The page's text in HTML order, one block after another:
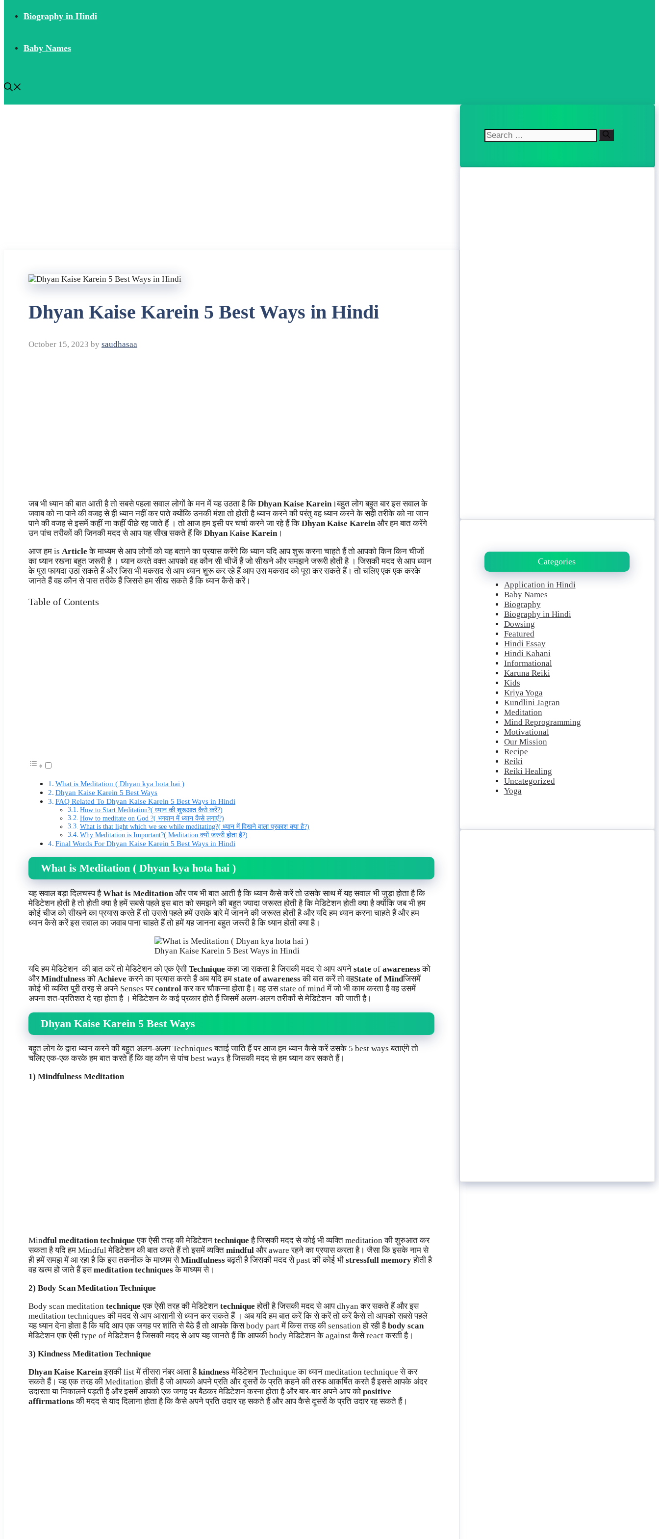
Biography in Hindi
Baby Names
Dhyan Kaise Karein 5 Best Ways in Hindi
October 15, 2023 by saudhasaa
जब भी ध्यान की बात आती है तो सबसे पहला सवाल लोगों के मन में यह उठता है कि Dhyan Kaise Karein।बहुत लोग बहुत बार इस सवाल के
जवाब को ना पाने की वजह से ही ध्यान नहीं कर पाते क्योंकि उनकी मंशा तो होती है ध्यान करने की परंतु वह ध्यान करने के सही तरीके को ना जान
पाने की वजह से इसमें कहीं ना कहीं पीछे रह जाते हैं । तो आज हम इसी पर चर्चा करने जा रहे हैं कि Dhyan Kaise Kareinऔर हम बात करेंगे
उन पांच तरीकों की जिनकी मदद से आप यह सीख सकते हैं कि DhyanKaise Karein।
आज हम is Articleके माध्यम से आप लोगों को यह बताने का प्रयास करेंगे कि ध्यान यदि आप शुरू करना चाहते हैं तो आपको किन किन चीजों
का ध्यान रखना बहुत जरूरी है । ध्यान करते वक्त आपको वह कौन सी चीजें हैं जो सीखने और समझने जरूरी होती है । जिसकी मदद से आप ध्यान
के पूरा फायदा उठा सकते हैं और जिस भी मकसद से आप ध्यान शुरू कर रहे हैं आप उस मकसद को पूरा कर सकते हैं। तो चलिए एक एक करके
जानते हैं वह कौन से पास तरीके हैं जिससे हम सीख सकते हैं कि ध्यान कैसे करें।
Table of Contents
What is Meditation ( Dhyan kya hota hai )
Dhyan Kaise Karein 5 Best Ways
FAQ Related To Dhyan Kaise Karein 5 Best Ways in Hindi
How to Start Meditation?( ध्यान की शुरूआत कैसे करें?)
How to meditate on God ?( भगवान में ध्यान कैसे लगाएं?)
What is that light which we see while meditating?( ध्यान में दिखने वाला प्रकाश क्या है?)
Why Meditation is Important?( Meditation क्यों जरुरी होता है?)
Final Words For Dhyan Kaise Karein 5 Best Ways in Hindi
What is Meditation ( Dhyan kya hota hai )
यह सवाल बड़ा दिलचस्प हैWhat is Meditation और जब भी बात आती है कि ध्यान कैसे करें तो उसके साथ में यह सवाल भी जुड़ा होता है कि
मेडिटेशन होती है तो होती क्या है हमें सबसे पहले इस बात को समझने की बहुत ज्यादा जरूरत होती है कि मेडिटेशन होती क्या है क्योंकि जब भी हम
कोई चीज को सीखने का प्रयास करते हैं तो उससे पहले हमें उसके बारे में जानने की जरूरत होती है और यदि हम ध्यान करना चाहते हैं और हम
ध्यान कैसे करें इस सवाल का जवाब पाना चाहते हैं तो हमें यह जानना बहुत जरूरी है कि ध्यान होती क्या है।
Dhyan Kaise Karein 5 Best Ways in Hindi
यदि हम मेडिटेशन की बात करें तो मेडिटेशन को एक ऐसी Techniqueकहा जा सकता है जिसकी मदद से आप अपने state of awarenessको
औरMindfulnessको Achieveकरने का प्रयास करते हैं अब यदि हम state of awarenessकी बात करें तो वहState of Mindजिसमें
कोई भी व्यक्ति पूरी तरह से अपने Senses परcontrolकर कर चौकन्ना होता है। वह उस state of mind में जो भी काम करता है वह उसमें
अपना शत-प्रतिशत दे रहा होता है । मेडिटेशन के कई प्रकार होते हैं जिसमें अलग-अलग तरीकों से मेडिटेशन की जाती है।
Dhyan Kaise Karein 5 Best Ways
बहुत लोग के द्वारा ध्यान करने की बहुत अलग-अलग Techniques बताई जाति हैं पर आज हम ध्यान कैसे करें उसके 5 best ways बताएंगे तो
चलिए एक-एक करके हम बात करते हैं कि वह कौन से पांच best ways है जिसकी मदद से हम ध्यान कर सकते हैं।
1) Mindfulness Meditation
Mindful meditation technique एक ऐसी तरह की मेडिटेशन techniqueहै जिसकी मदद से कोई भी व्यक्ति meditation की शुरुआत कर
सकता है यदि हम Mindful मेडिटेशन की बात करते हैं तो इसमें व्यक्ति mindful और aware रहने का प्रयास करता है। जैसा कि इसके नाम से
ही हमें समझ में आ रहा है कि इस तकनीक के माध्यम सेMindfulnessबढ़ती है जिसकी मदद से past की कोई भी stressfull memoryहोती है
वह खत्म हो जाते हैं इसmeditation techniquesके माध्यम से।
2) Body Scan Meditation Technique
Body scan meditation technique एक ऐसी तरह की मेडिटेशन techniqueहोती है जिसकी मदद से आप dhyan कर सकते हैं और इस
meditation techniques की मदद से आप आसानी से ध्यान कर सकते हैं । अब यदि हम बात करें कि से करें तो करें कैसे तो आपको सबसे पहले
यह ध्यान देना होता है कि यदि आप एक जगह पर शांति से बैठे हैं तो आपके किस body part में किस तरह की sensation हो रही हैbody scan
मेडिटेशन एक ऐसी type of मेडिटेशन है जिसकी मदद से आप यह जानते हैं कि आपकी body मेडिटेशन के against कैसे react करती है।
3) Kindness Meditation Technique
Dhyan Kaise Kareinइसकी list में तीसरा नंबर आता हैkindnessमेडिटेशन Technique का ध्यान meditation technique से कर
सकते हैं। यह एक तरह की Meditation होती है जो आपको अपने प्रति और दूसरों के प्रति कहने की तरफ आकर्षित करते हैं इससे आपके अंदर
उदारता या निकालने पड़ती है और इसमें आपको एक जगह पर बैठकर मेडिटेशन करना होता है और बार-बार अपने आप को positive
affirmationsकी मदद से याद दिलाना होता है कि कैसे अपने प्रति उदार रह सकते हैं और आप कैसे दूसरों के प्रति उदार रह सकते हैं।
Search
for:
Categories
Application in Hindi
Baby Names
Biography
Biography in Hindi
Dowsing
Featured
Hindi Essay
Hindi Kahani
Informational
Karuna Reiki
Kids
Kriya Yoga
Kundlini Jagran
Meditation
Mind Reprogramming
Motivational
Our Mission
Recipe
Reiki
Reiki Healing
Uncategorized
Yoga